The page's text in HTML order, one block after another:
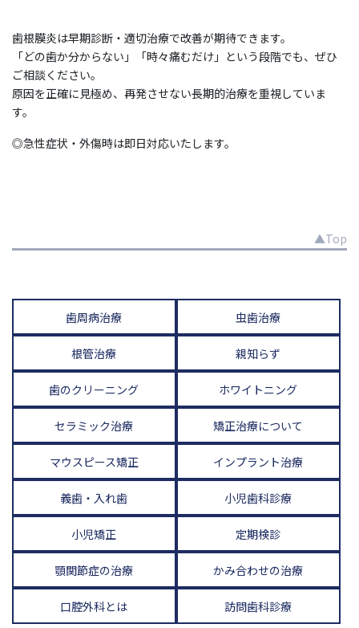
歯根膜炎は早期診断・適切治療で改善が期待できます。
「どの歯か分からない」「時々痛むだけ」という段階でも、ぜひ
ご相談ください。
原因を正確に見極め、再発させない長期的治療を重視していま
す。
◎急性症状・外傷時は即日対応いたします。
▲Top
歯周病治療 虫歯治療
根管治療 親知らず
歯のクリーニング ホワイトニング
セラミック治療 矯正治療について
マウスピース矯正 インプラント治療
義歯・入れ歯 小児歯科診療
小児矯正 定期検診
顎関節症の治療 かみ合わせの治療
口腔外科とは 訪問歯科診療